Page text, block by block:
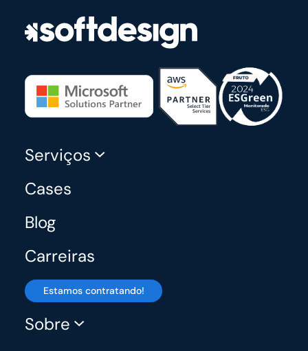
Serviços
Cases
Blog
Carreiras
Estamos contratando!
Sobre